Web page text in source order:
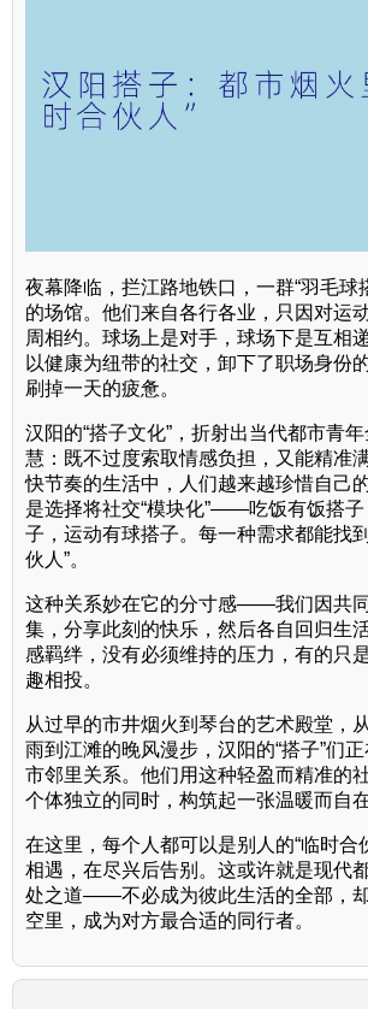
夜幕降临，拦江路地铁口，一群“羽毛球
的场馆。他们来自各行各业，只因对运
周相约。球场上是对手，球场下是互相
以健康为纽带的社交，卸下了职场身份
刷掉一天的疲惫。
汉阳的“搭子文化”，折射出当代都市青
慧：既不过度索取情感负担，又能精准
快节奏的生活中，人们越来越珍惜自己
是选择将社交“模块化”——吃饭有饭搭子
子，运动有球搭子。每一种需求都能找
伙人”。
这种关系妙在它的分寸感——我们因共
集，分享此刻的快乐，然后各自回归生
感羁绊，没有必须维持的压力，有的只
趣相投。
从过早的市井烟火到琴台的艺术殿堂，
雨到江滩的晚风漫步，汉阳的“搭子”们
市邻里关系。他们用这种轻盈而精准的
个体独立的同时，构筑起一张温暖而自
在这里，每个人都可以是别人的“临时合
相遇，在尽兴后告别。这或许就是现代
处之道——不必成为彼此生活的全部，
空里，成为对方最合适的同行者。